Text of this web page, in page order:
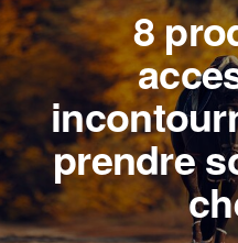
8
prendre